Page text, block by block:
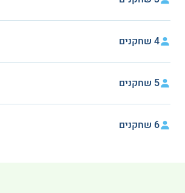
4 שחקנים
5 שחקנים
6 שחקנים